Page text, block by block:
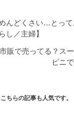
んどくさい…とって
し／主婦】
販で売ってる？ス
ビニ
こちらの記事も人気です。